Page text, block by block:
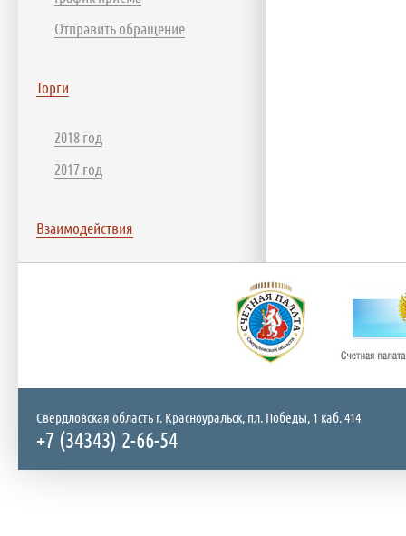
Отправить обращение
Торги
2018 год
2017 год
Взаимодействия
Свердловская область г. Красноуральск, пл. Победы, 1 каб. 414
+7 (34343) 2-66-54